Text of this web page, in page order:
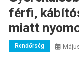
férfi,
miatt
Rendőrség